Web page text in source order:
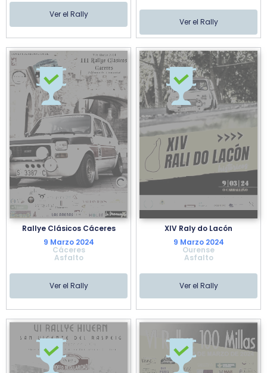
Ver el Rally
Ver el Rally
Rallye Clásicos Cáceres
9 Marzo 2024
Cáceres
Asfalto
Ver el Rally
XIV Raly do Lacón
9 Marzo 2024
Ourense
Asfalto
Ver el Rally